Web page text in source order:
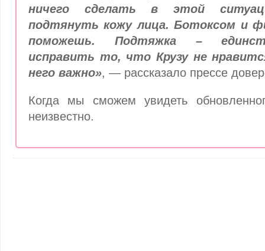
ничего сделать в этой
подтянуть кожу лица. Ботоксом и
поможешь. Подтяжка –
исправить то, что Крузу не
него важно», — рассказало прессе
Когда мы сможем увидеть
неизвестно.